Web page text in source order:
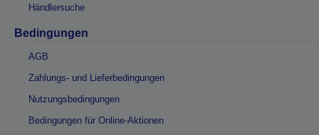
Händlersuche
Bedingungen
AGB
Zahlungs- und Lieferbedingungen
Nutzungsbedingungen
Bedingungen für Online-Aktionen